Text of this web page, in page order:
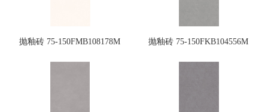
抛釉砖 75-150FMB108178M 抛釉砖 75-150FKB104556M